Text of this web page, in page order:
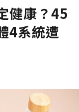
健康？45
4系統遭